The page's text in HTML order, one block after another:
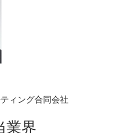
ィング合同会社
業界